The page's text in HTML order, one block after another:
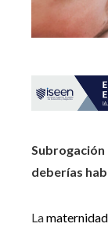
Subrogación
deberías
La